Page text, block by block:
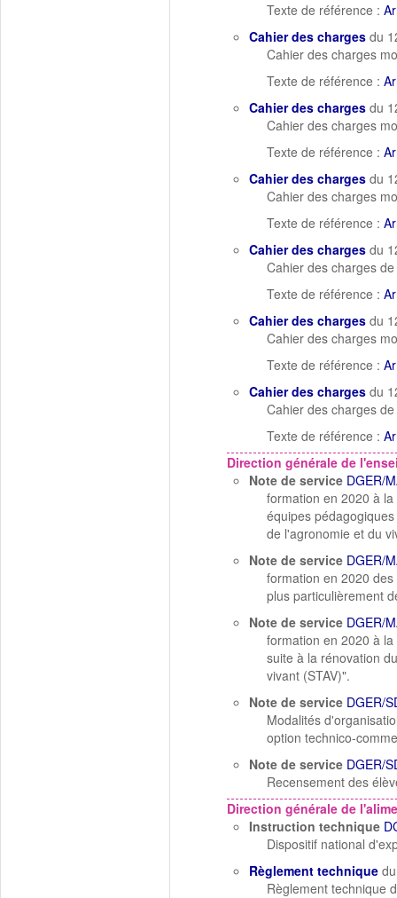
Texte de référence :
Cahier des charges du
Cahier des charges
Texte de référence :
Cahier des charges du
Cahier des charges
Texte de référence :
Cahier des charges du
Cahier des charges
Texte de référence :
Cahier des charges du
Cahier des charges
Texte de référence :
Cahier des charges du
Cahier des charges
Texte de référence :
Cahier des charges du
Cahier des charges
Texte de référence :
Direction générale de
Note de service DGER/
formation en 2020 à
équipes
de l'agronomie et du
Note de service DGER/
formation en 2020
plus particulièrement
Note de service DGER/
formation en 2020 à
suite à la rénovation
vivant (STAV)".
Note de service DGER/
Modalités
option technico-
Note de service DGER/
Recensement des
Direction générale de
Instruction technique
Dispositif national
Règlement technique
Règlement technique